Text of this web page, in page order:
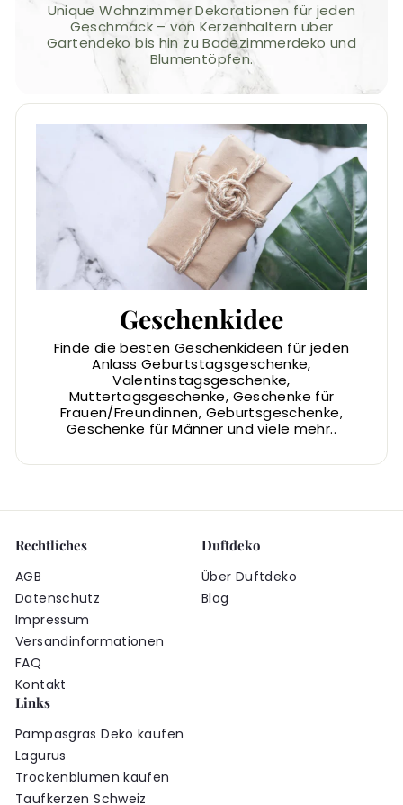
Unique Wohnzimmer Dekorationen für jeden
Geschmack – von Kerzenhaltern über
Gartendeko bis hin zu Badezimmerdeko und
Blumentöpfen.
Geschenkidee
Finde die besten Geschenkideen für jeden
Anlass Geburtstagsgeschenke,
Valentinstagsgeschenke,
Muttertagsgeschenke, Geschenke für
Frauen/Freundinnen, Geburtsgeschenke,
Geschenke für Männer und viele mehr..
Rechtliches
AGB
Datenschutz
Impressum
Versandinformationen
FAQ
Kontakt
Duftdeko
Über Duftdeko
Blog
Links
Pampasgras Deko kaufen
Lagurus
Trockenblumen kaufen
Taufkerzen Schweiz